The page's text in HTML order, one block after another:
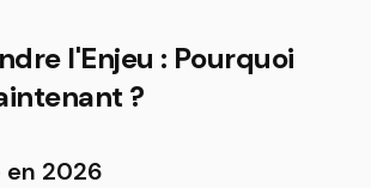
l'Enjeu : Pourquoi
?
2026